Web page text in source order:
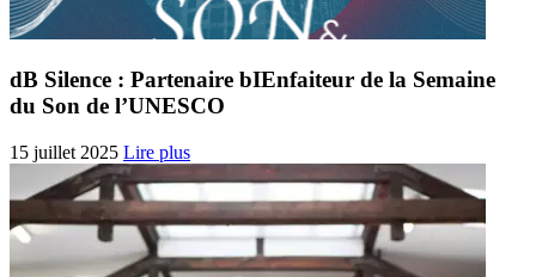
dB Silence : Partenaire bIEnfaiteur de la Semaine
du Son de l’UNESCO
15 juillet 2025 Lire plus